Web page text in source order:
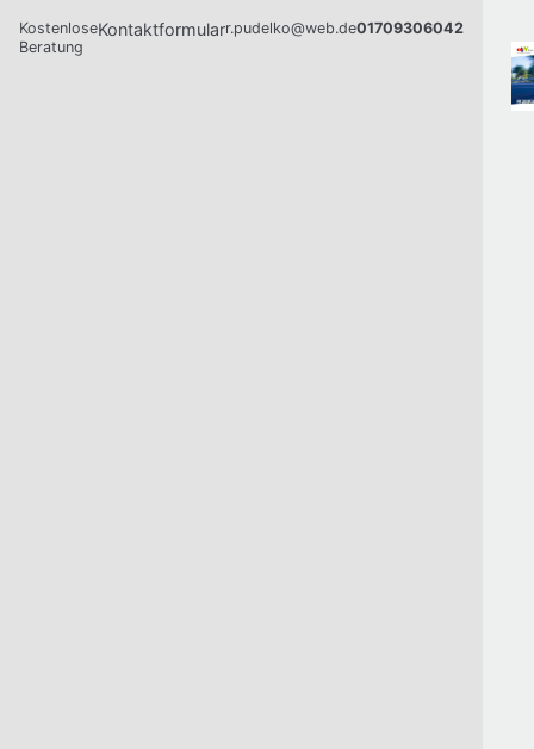
Kostenlose
Beratung
Kontaktformularr.pudelko@web.de01709306042